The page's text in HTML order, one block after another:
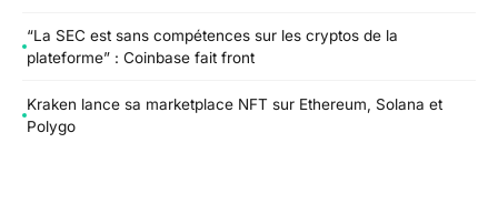
“La SEC est sans compétences sur les cryptos de la
plateforme” : Coinbase fait front
Kraken lance sa marketplace NFT sur Ethereum, Solana et
Polygo